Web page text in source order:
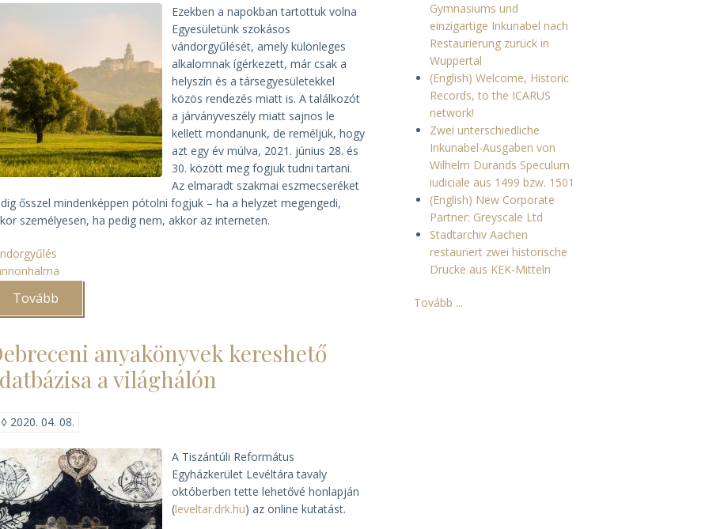
Ezekben a napokban tartottuk volna
Egyesületünk szokásos
vándorgyűlését, amely különleges
alkalomnak ígérkezett, már csak a
helyszín és a társegyesületekkel
közös rendezés miatt is. A találkozót
a járványveszély miatt sajnos le
kellett mondanunk, de reméljük, hogy
azt egy év múlva, 2021. június 28. és
30. között meg fogjuk tudni tartani.
Az elmaradt szakmai eszmecseréket
ősszel mindenképpen pótolni fogjuk – ha a helyzet megengedi,
személyesen, ha pedig nem, akkor az interneten.
Tovább
anyakönyvek kereshető
a világhálón
◊ 2020. 04. 08.
A Tiszántúli Református
Egyházkerület Levéltára tavaly
októberben tette lehetővé honlapján
(leveltar.drk.hu) az online kutatást.
Gymnasiums und
einzigartige Inkunabel nach
Restaurierung zurück in
Wuppertal
(English) Welcome, Historic
Records, to the ICARUS
network!
Zwei unterschiedliche
Inkunabel-Ausgaben von
Wilhelm Durands Speculum
iudiciale aus 1499 bzw. 1501
(English) New Corporate
Partner: Greyscale Ltd
Stadtarchiv Aachen
restauriert zwei historische
Drucke aus KEK-Mitteln
Tovább ...